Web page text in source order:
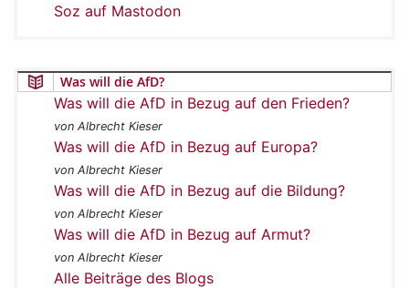
Soz auf Mastodon
Was will die AfD?
Was will die AfD in Bezug auf den Frieden?
von Albrecht Kieser
Was will die AfD in Bezug auf Europa?
von Albrecht Kieser
Was will die AfD in Bezug auf die Bildung?
von Albrecht Kieser
Was will die AfD in Bezug auf Armut?
von Albrecht Kieser
Alle Beiträge des Blogs